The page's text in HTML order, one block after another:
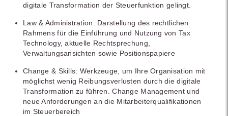
digitale Transformation der Steuerfunktion gelingt.
Law & Administration: Darstellung des rechtlichen
Rahmens für die Einführung und Nutzung von Tax
Technology, aktuelle Rechtsprechung,
Verwaltungsansichten sowie Positionspapiere
Change & Skills: Werkzeuge, um Ihre Organisation mit
möglichst wenig Reibungsverlusten durch die digitale
Transformation zu führen. Change Management und
neue Anforderungen an die Mitarbeiterqualifikationen
im Steuerbereich